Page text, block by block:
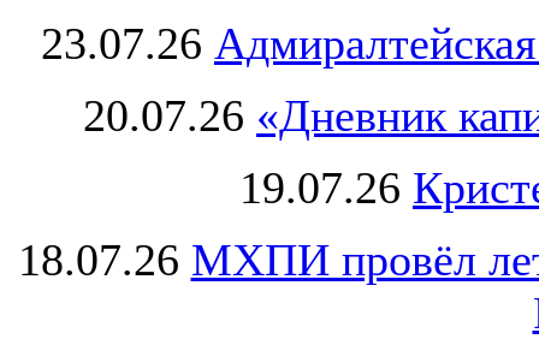
23.07.26
20.07.26 «Дневник
19.07.26
18.07.26 МХПИ провёл